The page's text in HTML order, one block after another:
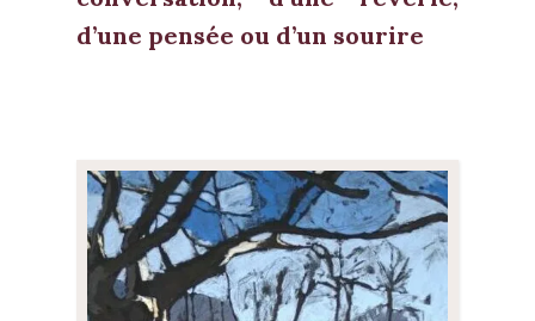
d’une pensée ou d’un sourire